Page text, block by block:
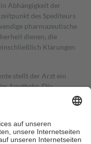
Abhängigkeit der
des Spediteurs
pharmazeutische
dienen, die
Klärungen
stellt der Arzt ein
Apotheke. Die
in der Regel die
Teil davon als Zuzahlung
in Höhe von zehn
fünf Euround